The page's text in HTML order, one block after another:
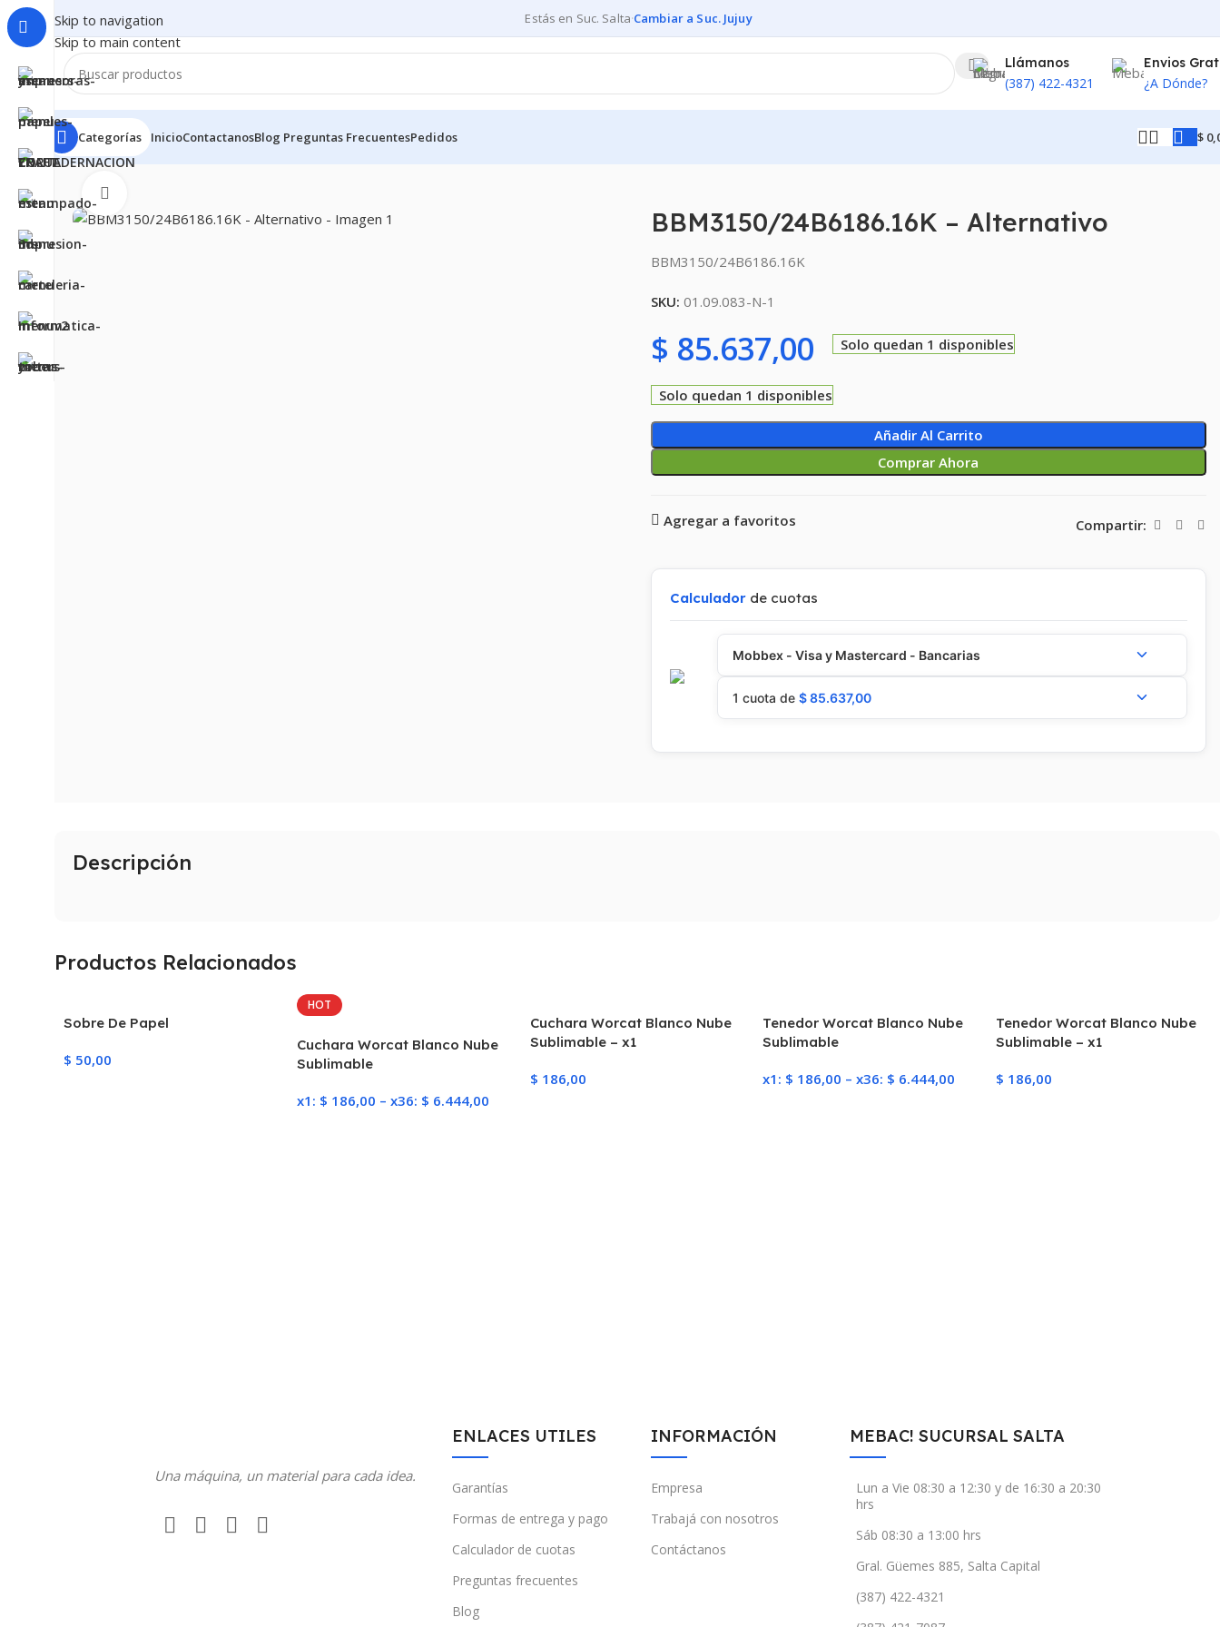
Skip to navigation
Skip to main content
Estás en Suc. Salta·Cambiar a Suc. Jujuy
Llámanos
(387) 422-4321
Envios
¿A Dónde?
Categorías InicioContactanosBlog Preguntas FrecuentesPedidos $
Inicio CONSUMIBLES
BBM3150/24B6186.16K – Alternativo
BBM3150/24B6186.16K
SKU: 01.09.083-N-1
$ 85.637,00 Solo quedan 1 disponibles
Solo quedan 1 disponibles
Añadir Al Carrito
Comprar Ahora
Agregar a favoritos Compartir:
Calculadorde cuotas
Mobbex - Visa y Mastercard - Bancarias
1 cuota de $85.637,00
Descripción
Productos Relacionados
Sobre De Papel
$ 50,00
HOT
Cuchara Worcat Blanco Nube
Sublimable
x1: $ 186,00 – x36: $ 6.444,00
Cuchara Worcat Blanco Nube
Sublimable – x1
$ 186,00
Tenedor Worcat Blanco Nube
Sublimable
x1: $ 186,00 –x36: $ 6.444,00
Tenedor Worcat Blanco Nube
Sublimable – x1
$ 186,00
Una máquina, un material para cada idea.
ENLACES UTILES
Garantías
Formas de entrega y pago
Calculador de cuotas
Preguntas frecuentes
Blog
INFORMACIÓN
Empresa
Trabajá con nosotros
Contáctanos
MEBAC! SUCURSAL SALTA
Lun a Vie 08:30 a 12:30 y de 16:30 a 20:30
hrs
Sáb 08:30 a 13:00 hrs
Gral. Güemes 885, Salta Capital
(387) 422-4321